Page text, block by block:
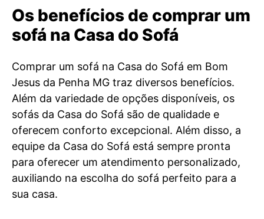
Os benefícios de comprar um
sofá na Casa do Sofá
Comprar um sofá na Casa do Sofá em Bom
Jesus da Penha MG traz diversos benefícios.
Além da variedade de opções disponíveis, os
sofás da Casa do Sofá são de qualidade e
oferecem conforto excepcional. Além disso, a
equipe da Casa do Sofá está sempre pronta
para oferecer um atendimento personalizado,
auxiliando na escolha do sofá perfeito para a
sua casa.